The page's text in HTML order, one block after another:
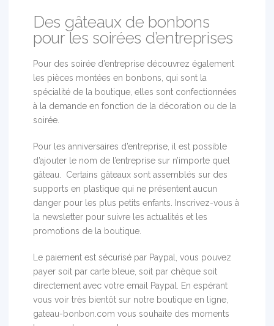
Des gâteaux de bonbons
pour les soirées d’entreprises
Pour des soirée d’entreprise découvrez également
les pièces montées en bonbons, qui sont la
spécialité de la boutique, elles sont confectionnées
à la demande en fonction de la décoration ou de la
soirée.
Pour les anniversaires d’entreprise, il est possible
d’ajouter le nom de l’entreprise sur n’importe quel
gâteau. Certains gâteaux sont assemblés sur des
supports en plastique qui ne présentent aucun
danger pour les plus petits enfants. Inscrivez-vous à
la newsletter pour suivre les actualités et les
promotions de la boutique.
Le paiement est sécurisé par Paypal, vous pouvez
payer soit par carte bleue, soit par chèque soit
directement avec votre email Paypal. En espérant
vous voir très bientôt sur notre boutique en ligne,
gateau-bonbon.com vous souhaite des moments